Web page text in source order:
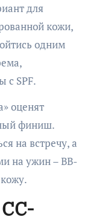
для
кожи,
одним
с SPF.
оценят
финиш.
на встречу, а
на ужин – BB-